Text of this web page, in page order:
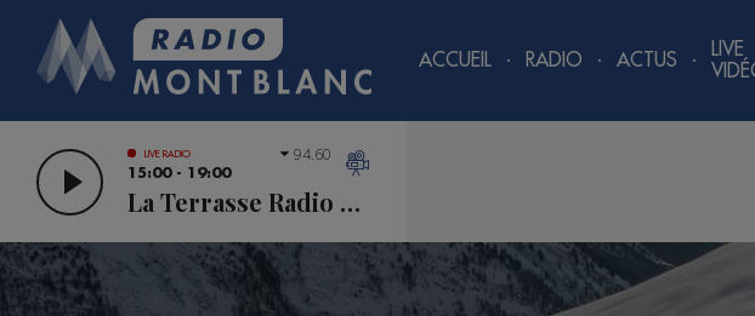
ACCUEIL RADIO ACTUS
LIVE
LIVE RADIO
15:00 - 19:00
La Terrasse Radio Mont Blanc
94.60